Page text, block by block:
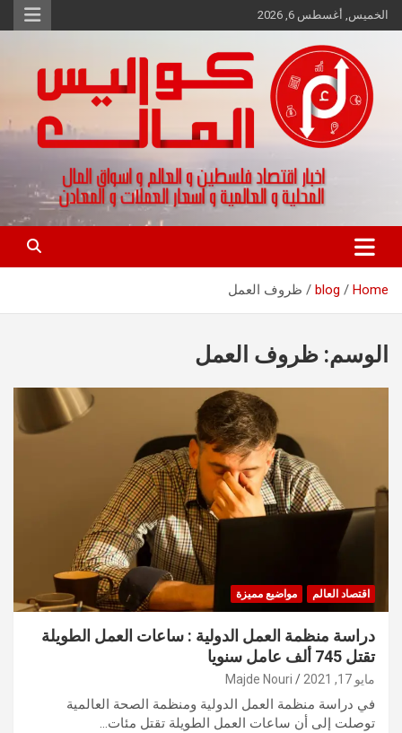
Skip
to
الخميس, أغسطس 6, 2026
كواليس المال
اخبار اقتصاد فلسطين و العالم و تقارير اسواق المال و العملات
Home
blog ظروف العمل
الوسم: ظروف العمل
اقتصاد العالم مواضيع مميزة
دراسة منظمة العمل الدولية : ساعات العمل الطويلة
تقتل 745 ألف عامل سنويا
مايو 17, 2021 Majde Nouri
في دراسة منظمة العمل الدولية ومنظمة الصحة العالمية
توصلت إلى أن ساعات العمل الطويلة تقتل مئات…